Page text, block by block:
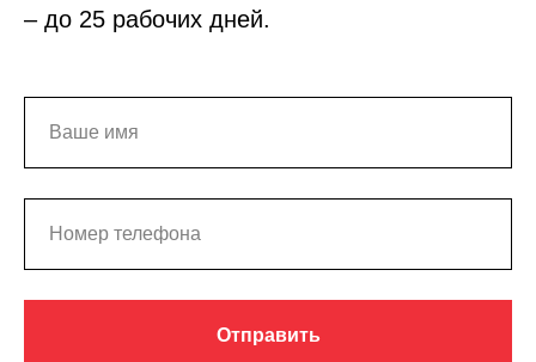
– до 25 рабочих дней.
Отправить